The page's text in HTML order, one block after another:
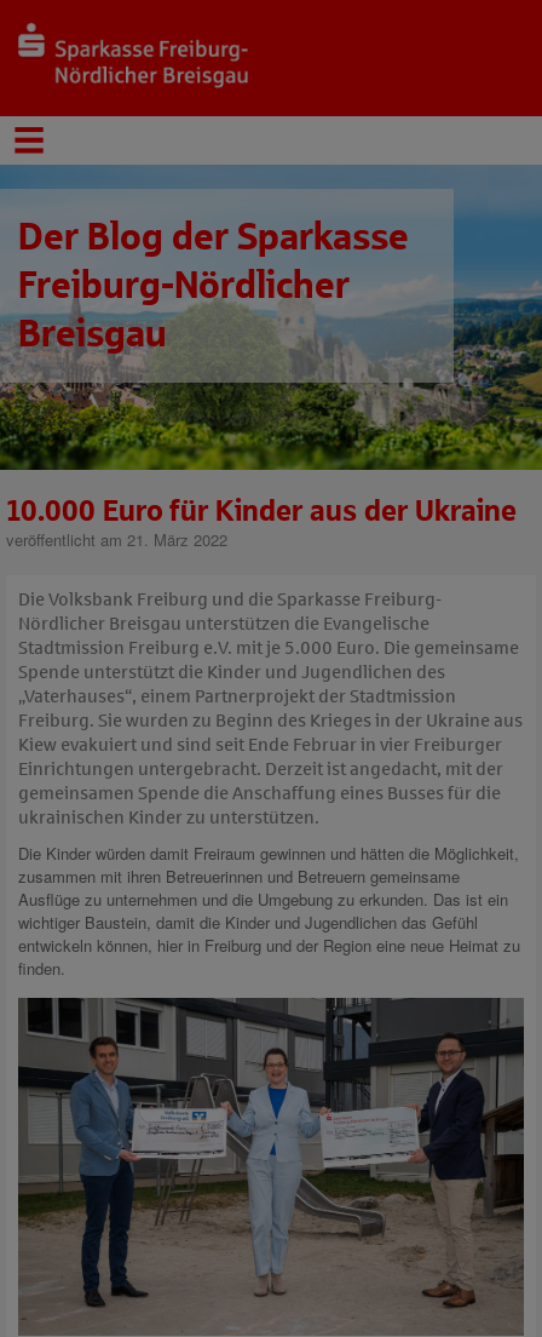
Der Blog der Sparkasse
Freiburg-Nördlicher
Breisgau
10.000 Euro für Kinder aus der Ukraine
veröffentlicht am 21. März 2022
Die Volksbank Freiburg und die Sparkasse Freiburg-
Nördlicher Breisgau unterstützen die Evangelische
Stadtmission Freiburg e.V. mit je 5.000 Euro. Die gemeinsame
Spende unterstützt die Kinder und Jugendlichen des
„Vaterhauses“, einem Partnerprojekt der Stadtmission
Freiburg. Sie wurden zu Beginn des Krieges in der Ukraine aus
Kiew evakuiert und sind seit Ende Februar in vier Freiburger
Einrichtungen untergebracht. Derzeit ist angedacht, mit der
gemeinsamen Spende die Anschaffung eines Busses für die
ukrainischen Kinder zu unterstützen.
Die Kinder würden damit Freiraum gewinnen und hätten die Möglichkeit,
zusammen mit ihren Betreuerinnen und Betreuern gemeinsame
Ausflüge zu unternehmen und die Umgebung zu erkunden. Das ist ein
wichtiger Baustein, damit die Kinder und Jugendlichen das Gefühl
entwickeln können, hier in Freiburg und der Region eine neue Heimat zu
finden.